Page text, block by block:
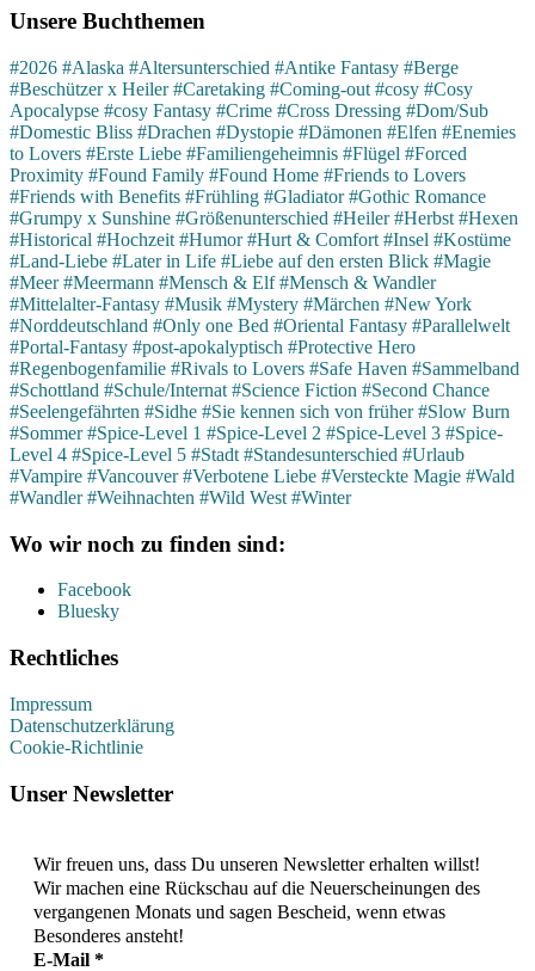
Unsere Buchthemen
#2026 #Alaska #Altersunterschied #Antike Fantasy #Berge
#Beschützer x Heiler #Caretaking #Coming-out #cosy #Cosy
Apocalypse #cosy Fantasy #Crime #Cross Dressing #Dom/Sub
#Domestic Bliss #Drachen #Dystopie #Dämonen #Elfen #Enemies
to Lovers #Erste Liebe #Familiengeheimnis #Flügel #Forced
Proximity #Found Family #Found Home #Friends to Lovers
#Friends with Benefits #Frühling #Gladiator #Gothic Romance
#Grumpy x Sunshine #Größenunterschied #Heiler #Herbst #Hexen
#Historical #Hochzeit #Humor #Hurt & Comfort #Insel #Kostüme
#Land-Liebe #Later in Life #Liebe auf den ersten Blick #Magie
#Meer #Meermann #Mensch & Elf #Mensch & Wandler
#Mittelalter-Fantasy #Musik #Mystery #Märchen #New York
#Norddeutschland #Only one Bed #Oriental Fantasy #Parallelwelt
#Portal-Fantasy #post-apokalyptisch #Protective Hero
#Regenbogenfamilie #Rivals to Lovers #Safe Haven #Sammelband
#Schottland #Schule/Internat #Science Fiction #Second Chance
#Seelengefährten #Sidhe #Sie kennen sich von früher #Slow Burn
#Sommer #Spice-Level 1 #Spice-Level 2 #Spice-Level 3 #Spice-
Level 4 #Spice-Level 5 #Stadt #Standesunterschied #Urlaub
#Vampire #Vancouver #Verbotene Liebe #Versteckte Magie #Wald
#Wandler #Weihnachten #Wild West #Winter
Wo wir noch zu finden sind:
Facebook
Bluesky
Rechtliches
Impressum
Datenschutzerklärung
Cookie-Richtlinie
Unser Newsletter
Wir freuen uns, dass Du unseren Newsletter erhalten willst!
Wir machen eine Rückschau auf die Neuerscheinungen des
vergangenen Monats und sagen Bescheid, wenn etwas
Besonderes ansteht!
E-Mail *